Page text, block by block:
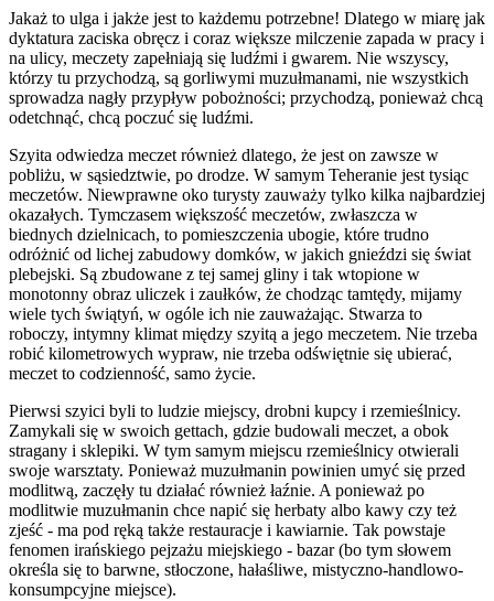
Jakaż to ulga i jakże jest to każdemu potrzebne! Dlatego w miarę jak
dyktatura zaciska obręcz i coraz większe milczenie zapada w pracy i
na ulicy, meczety zapełniają się ludźmi i gwarem. Nie wszyscy,
którzy tu przychodzą, są gorliwymi muzułmanami, nie wszystkich
sprowadza nagły przypływ pobożności; przychodzą, ponieważ chcą
odetchnąć, chcą poczuć się ludźmi.
Szyita odwiedza meczet również dlatego, że jest on zawsze w
pobliżu, w sąsiedztwie, po drodze. W samym Teheranie jest tysiąc
meczetów. Niewprawne oko turysty zauważy tylko kilka najbardziej
okazałych. Tymczasem większość meczetów, zwłaszcza w
biednych dzielnicach, to pomieszczenia ubogie, które trudno
odróżnić od lichej zabudowy domków, w jakich gnieździ się świat
plebejski. Są zbudowane z tej samej gliny i tak wtopione w
monotonny obraz uliczek i zaułków, że chodząc tamtędy, mijamy
wiele tych świątyń, w ogóle ich nie zauważając. Stwarza to
roboczy, intymny klimat między szyitą a jego meczetem. Nie trzeba
robić kilometrowych wypraw, nie trzeba odświętnie się ubierać,
meczet to codzienność, samo życie.
Pierwsi szyici byli to ludzie miejscy, drobni kupcy i rzemieślnicy.
Zamykali się w swoich gettach, gdzie budowali meczet, a obok
stragany i sklepiki. W tym samym miejscu rzemieślnicy otwierali
swoje warsztaty. Ponieważ muzułmanin powinien umyć się przed
modlitwą, zaczęły tu działać również łaźnie. A ponieważ po
modlitwie muzułmanin chce napić się herbaty albo kawy czy też
zjeść - ma pod ręką także restauracje i kawiarnie. Tak powstaje
fenomen irańskiego pejzażu miejskiego - bazar (bo tym słowem
określa się to barwne, stłoczone, hałaśliwe, mistyczno-handlowo-
konsumpcyjne miejsce).